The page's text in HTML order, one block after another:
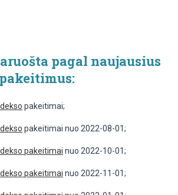
pagal naujausius
pakeitimai;
pakeitimai nuo 2022-08-01;
pakeitimai nuo 2022-10-01;
pakeitimai nuo 2022-11-01;